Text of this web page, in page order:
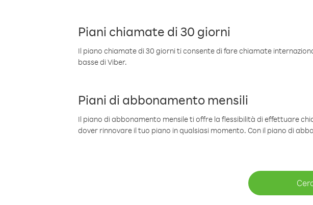
Piani chiamate di 30 giorni
Il piano chiamate di 30 giorni ti consente di fare chiamate
basse di Viber.
Piani di abbonamento mensili
Il piano di abbonamento mensile ti offre la flessibilità di effettuare
dover rinnovare il tuo piano in qualsiasi momento. Con il piano di